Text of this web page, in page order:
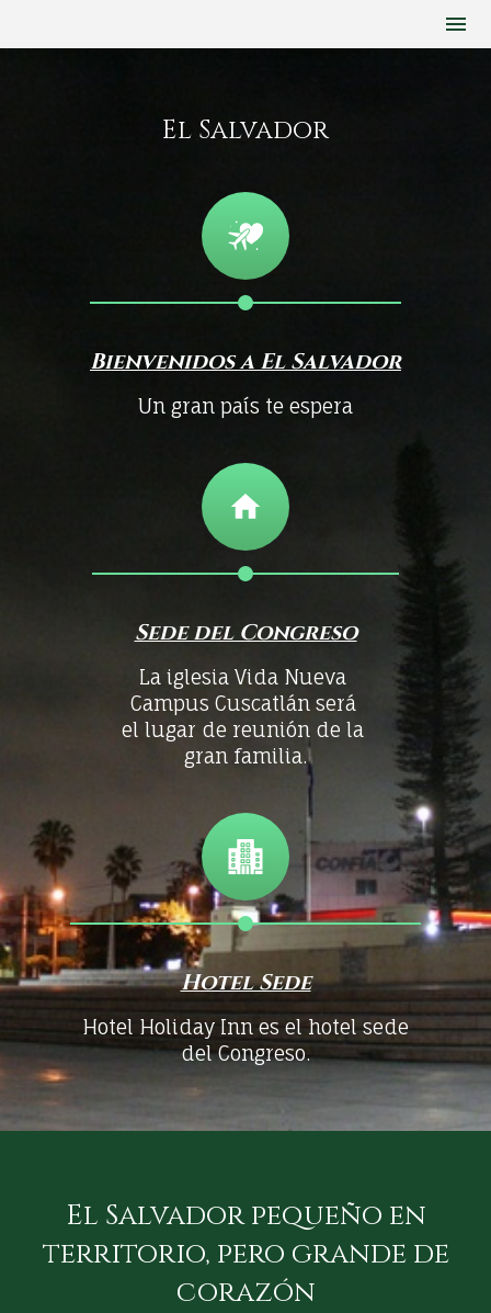
El Salvador
Bienvenidos a El Salvador
Un gran país te espera
Sede del Congreso
La iglesia Vida Nueva
Campus Cuscatlán será
el lugar de reunión de la
gran familia.
Hotel Sede
Hotel Holiday Inn es el hotel sede
del Congreso.
El Salvador pequeño en
territorio, pero grande de
corazón